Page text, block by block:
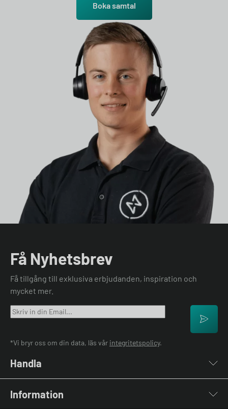
Boka samtal
Få Nyhetsbrev
Få tillgång till exklusiva erbjudanden, inspiration och
mycket mer.
*Vi bryr oss om din data, läs vår integritetspolicy.
Handla
Laddkablar
Information